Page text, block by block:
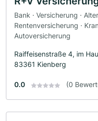
Bank · Versicherung ·
Rentenversicherung ·
Autoversicherung
Raiffeisenstraße 4, im
83361 Kienberg
0.0 (0